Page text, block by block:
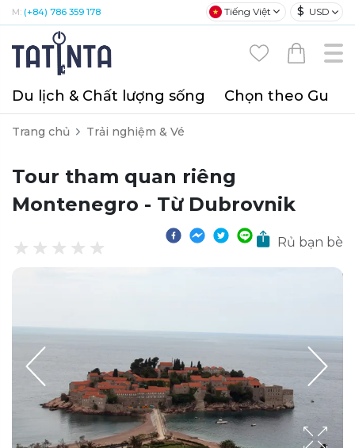
M: (+84) 786 359 178 Tiếng Việt $ USD
Du lịch & Chất lượng sống Chọn theo Gu
Trang chủ Trải nghiệm & Vé
Tour tham quan riêng
Montenegro - Từ Dubrovnik
Rủ bạn bè